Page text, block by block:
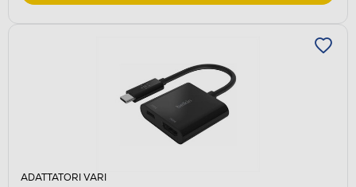
ADATTATORI VARI